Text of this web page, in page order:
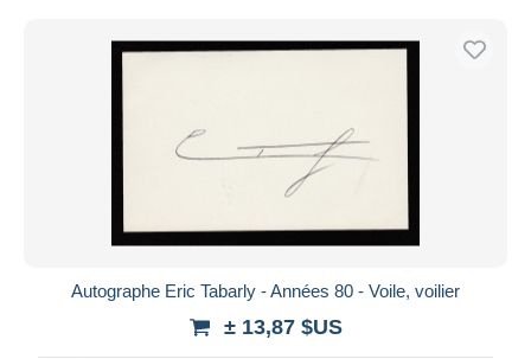
Autographe Eric Tabarly - Années 80 - Voile, voilier
± 13,87 $US